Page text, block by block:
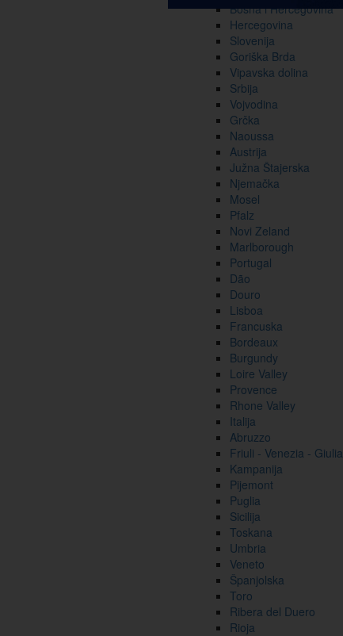
Bosna i Hercegovina
Hercegovina
Slovenija
Goriška Brda
Vipavska dolina
Srbija
Vojvodina
Grčka
Naoussa
Austrija
Južna Štajerska
Njemačka
Mosel
Pfalz
Novi Zeland
Marlborough
Portugal
Dão
Douro
Lisboa
Francuska
Bordeaux
Burgundy
Loire Valley
Provence
Rhone Valley
Italija
Abruzzo
Friuli - Venezia - Giulia
Kampanija
Pijemont
Puglia
Sicilija
Toskana
Umbria
Veneto
Španjolska
Toro
Ribera del Duero
Rioja